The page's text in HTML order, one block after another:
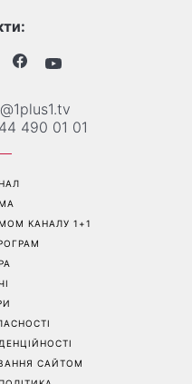
Гороскоп на 8 серпня для
всіх знаків зодіаку: кому
повернеться удача, а кому
варто сказати «ні»